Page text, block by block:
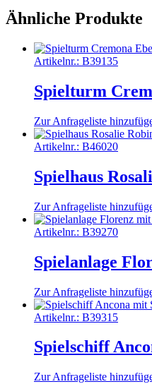
Ähnliche Produkte
Artikelnr.: B39135
Spielturm
Zur Anfrageliste
Artikelnr.: B46020
Spielhaus
Zur Anfrageliste
Artikelnr.: B39270
Spielanlage
Zur Anfrageliste
Artikelnr.: B39315
Spielschiff
Zur Anfrageliste